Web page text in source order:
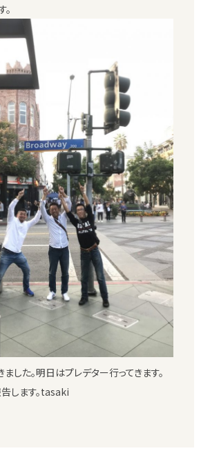
した。明日はプレデター行ってきます。
します。tasaki